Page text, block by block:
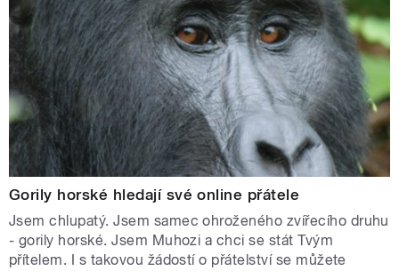
Gorily horské hledají své online přátele
Jsem chlupatý. Jsem samec ohroženého zvířecího druhu
- gorily horské. Jsem Muhozi a chci se stát Tvým
přítelem. I s takovou žádostí o přátelství se můžete